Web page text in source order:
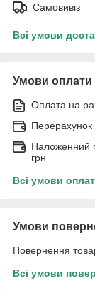
Самовивіз
Всі умови
Умови оплати
Оплата на
Перерахунок
Наложенний
грн
Всі умови
Умови
Повернення
Всі умови